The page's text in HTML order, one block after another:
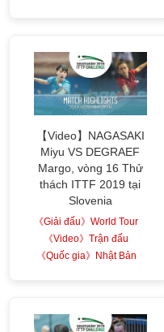
【Video】NAGASAKI
Miyu VS DEGRAEF
Margo, vòng 16 Thử
thách ITTF 2019 tại
Slovenia
《Giải đấu》World Tour
《Video》Trận đấu
《Quốc gia》Nhật Bản